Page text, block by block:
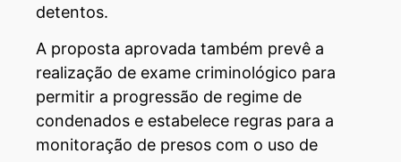
detentos.
A proposta aprovada também prevê a
realização de exame criminológico para
permitir a progressão de regime de
condenados e estabelece regras para a
monitoração de presos com o uso de